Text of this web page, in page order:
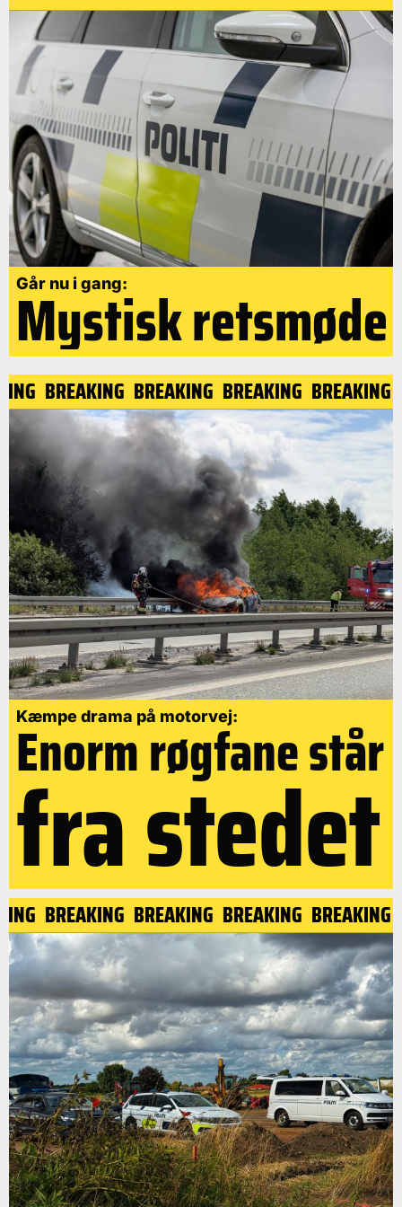
Går nu i gang:
Mystisk retsmøde
BREAKING BREAKING BREAKING BREAKING
Kæmpe drama på motorvej:
Enorm røgfane står
fra stedet
BREAKING BREAKING BREAKING BREAKING